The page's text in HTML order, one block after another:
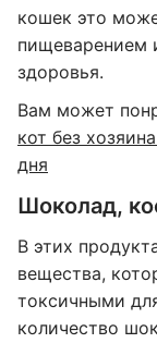
кошек это
пищеварением
здоровья.
Вам может
кот без
дня
Шоколад,
В этих
вещества,
токсичными
количество